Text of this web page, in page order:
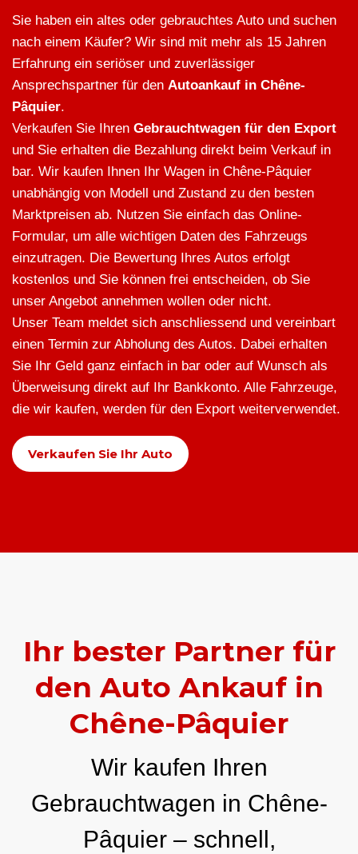
Sie haben ein altes oder gebrauchtes Auto und suchen
nach einem Käufer? Wir sind mit mehr als 15 Jahren
Erfahrung ein seriöser und zuverlässiger
Ansprechspartner für den Autoankauf in Chêne-
Pâquier.
Verkaufen Sie Ihren Gebrauchtwagen für den Export
und Sie erhalten die Bezahlung direkt beim Verkauf in
bar. Wir kaufen Ihnen Ihr Wagen in Chêne-Pâquier
unabhängig von Modell und Zustand zu den besten
Marktpreisen ab. Nutzen Sie einfach das Online-
Formular, um alle wichtigen Daten des Fahrzeugs
einzutragen. Die Bewertung Ihres Autos erfolgt
kostenlos und Sie können frei entscheiden, ob Sie
unser Angebot annehmen wollen oder nicht.
Unser Team meldet sich anschliessend und vereinbart
einen Termin zur Abholung des Autos. Dabei erhalten
Sie Ihr Geld ganz einfach in bar oder auf Wunsch als
Überweisung direkt auf Ihr Bankkonto. Alle Fahrzeuge,
die wir kaufen, werden für den Export weiterverwendet.
Verkaufen Sie Ihr Auto
Ihr bester Partner für
den Auto Ankauf in
Chêne-Pâquier
Wir kaufen Ihren
Gebrauchtwagen in Chêne-
Pâquier – schnell,